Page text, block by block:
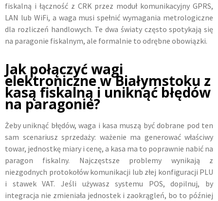
fiskalną i łączność z CRK przez moduł komunikacyjny GPRS,
LAN lub WiFi, a waga musi spełnić wymagania metrologiczne
dla rozliczeń handlowych. Te dwa światy często spotykają się
na paragonie fiskalnym, ale formalnie to odrębne obowiązki.
Jak połączyć wagi
elektroniczne w Białymstoku z
kasą fiskalną i uniknąć błędów
na paragonie?
Żeby uniknąć błędów, waga i kasa muszą być dobrane pod ten
sam scenariusz sprzedaży: ważenie ma generować właściwy
towar, jednostkę miary i cenę, a kasa ma to poprawnie nabić na
paragon fiskalny. Najczęstsze problemy wynikają z
niezgodnych protokołów komunikacji lub złej konfiguracji PLU
i stawek VAT. Jeśli używasz systemu POS, dopilnuj, by
integracja nie zmieniała jednostek i zaokrągleń, bo to później